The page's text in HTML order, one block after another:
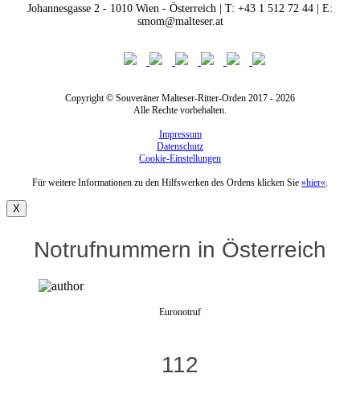
Johannesgasse 2 - 1010 Wien - Österreich | T: +43 1 512 72 44 | E:
smom@malteser.at
Copyright © Souveräner Malteser-Ritter-Orden 2017 - 2026
Alle Rechte vorbehalten.
Impressum
Datenschutz
Cookie-Einstellungen
Für weitere Informationen zu den Hilfswerken des Ordens klicken Sie »hier«
X
Notrufnummern in Österreich
Euronotruf
112